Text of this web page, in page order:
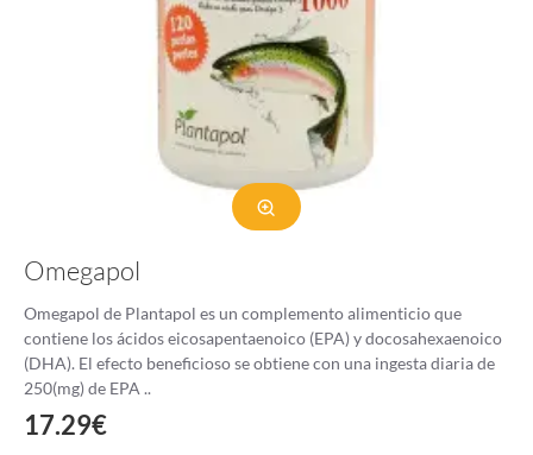
Omegapol
Omegapol de Plantapol es un complemento alimenticio que
contiene los ácidos eicosapentaenoico (EPA) y docosahexaenoico
(DHA). El efecto beneficioso se obtiene con una ingesta diaria de
250(mg) de EPA ..
17.29€